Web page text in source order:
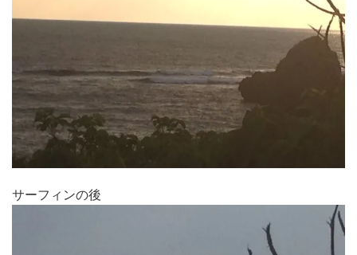
サーフィンの後